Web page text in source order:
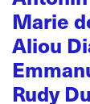
Marie
Aliou
Rudy